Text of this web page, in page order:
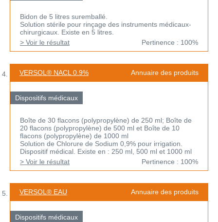
Bidon de 5 litres suremballé.
Solution stérile pour rinçage des instruments médicaux-
chirurgicaux. Existe en 5 litres.
> Voir le résultat
Pertinence : 100%
VERSOL® NACL 0.9% Annuaire des produits
Dispositifs médicaux
Boîte de 30 flacons (polypropylène) de 250 ml; Boîte de
20 flacons (polypropylène) de 500 ml et Boîte de 10
flacons (polypropylène) de 1000 ml
Solution de Chlorure de Sodium 0,9% pour irrigation.
Dispositif médical. Existe en : 250 ml, 500 ml et 1000 ml
> Voir le résultat
Pertinence : 100%
VERSOL® EAU Annuaire des produits
Dispositifs médicaux